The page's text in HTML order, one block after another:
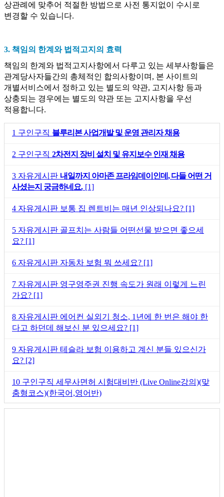
상관례에 맞추어 적절한 방법으로 사전 통지없이 수시로
변경할 수 있습니다.
3. 책임의 한계와 법적고지의 효력
책임의 한계와 법적고지사항에서 다루고 있는 세부사항들은
관계당사자들간의 총체적인 합의사항이며, 본 사이트의
개별서비스에서 정하고 있는 별도의 약관, 고지사항 등과
상충되는 경우에는 별도의 약관 또는 고지사항을 우선
적용합니다.
1 구인구직 블루리본 사업개발 및 운영 관리자 채용
2 구인구직 2차전지 장비 설치 및 유지보수 인재 채용
3 자유게시판 내일까지 아마존 프라임데이인데, 다들 어떤 거
사셨는지 궁금하네요. [1]
4 자유게시판 보통 집 렌트비는 매년 인상되나요? [1]
5 자유게시판 골프치는 사람들 어떤선물 받으면 좋으세
요? [1]
6 자유게시판 자동차 보험 뭐 쓰세요? [1]
7 자유게시판 영구영주권 진행 속도가 원래 이렇게 느린
가요? [1]
8 자유게시판 에어컨 실외기 청소, 1년에 한 번은 해야 한
다고 하던데 해보신 분 있으세요? [1]
9 자유게시판 테슬라 보험 이용하고 계신 분들 있으신가
요? [2]
10 구인구직 세무사면허 시험대비반 (Live Online강의)(맞
춤형코스)(한국어,영어반)